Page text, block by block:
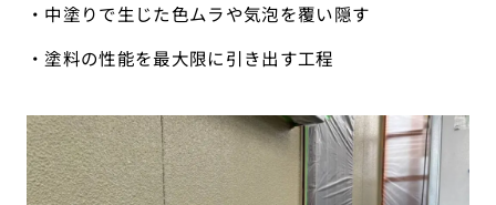
・中塗りで生じた色ムラや気泡を覆い隠す
・塗料の性能を最大限に引き出す工程